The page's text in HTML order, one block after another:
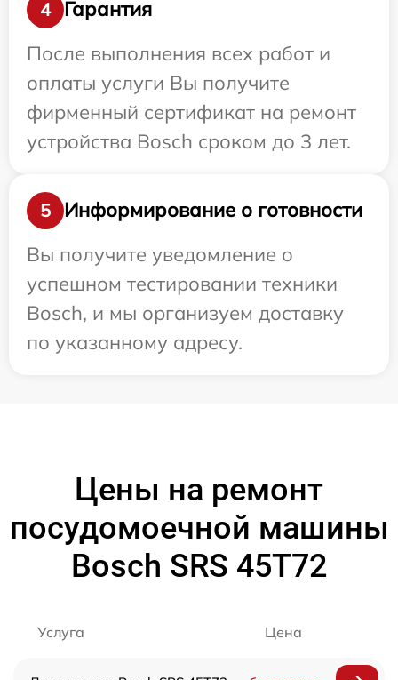
4
Гарантия
После выполнения всех работ и
оплаты услуги Вы получите
фирменный сертификат на ремонт
устройства Bosch сроком до 3 лет.
5
Информирование о готовности
Вы получите уведомление о
успешном тестировании техники
Bosch, и мы организуем доставку
по указанному адресу.
Цены на ремонт
посудомоечной машины
Bosch SRS 45T72
Услуга Цена